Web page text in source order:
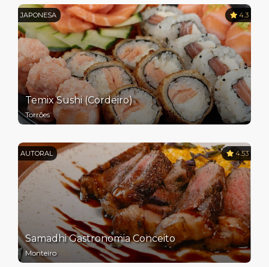
JAPONESA 4.3
Temix Sushi (Cordeiro)
Torrões
AUTORAL 4.53
Samadhi Gastronomia Conceito
Monteiro